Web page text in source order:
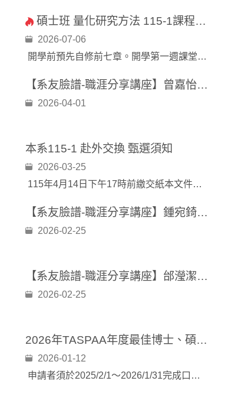
碩士班 量化研究方法 115-1課程公告
2026-07-06
開學前預先自修前七章。開學第一週課堂上將針對這些章節內容進行隨堂評量
【系友臉譜-職涯分享講座】曾嘉怡學姐：玩轉大小數據：行政系典型職涯路徑分享
2026-04-01
本系115-1 赴外交換 甄選須知
2026-03-25
115年4月14日下午17時前繳交紙本文件至(台北、三峽)系辦公室，由各學制助教代收。
【系友臉譜-職涯分享講座】鍾宛錡學姐：一段跨界的人資旅程~從公共政策到企業人資
2026-02-25
【系友臉譜-職涯分享講座】邰瀅潔學姐：在你選擇之前---淺談職涯規劃
2026-02-25
2026年TASPAA年度最佳博士、碩士學位論文獎甄選申請
2026-01-12
申請者須於2025/2/1～2026/1/31完成口試並取得學位，2026/2/5下午4時前截止收件。